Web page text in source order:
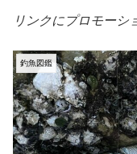
リンクにプロモーシ
釣魚図鑑